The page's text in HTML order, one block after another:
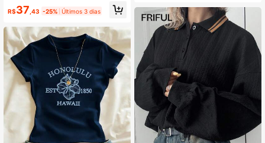
lo de Rua, Casual, Encontro, Camis
eta Feminina de Manga Curta
R$37 ,43 -25% Últimos 3 dias